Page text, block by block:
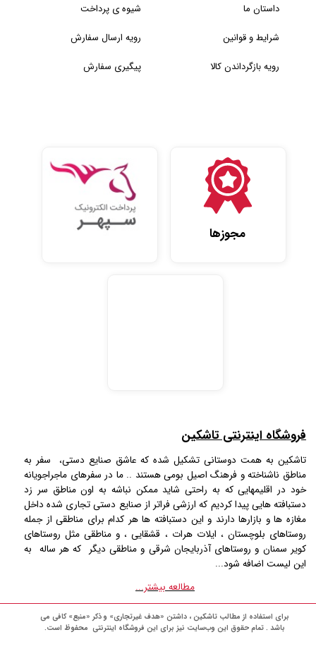
داستان ما
شرایط و قوانین
رویه بازگرداندن کالا
مجوزها
شیوه ی پرداخت
رویه ارسال سفارش
پیگیری سفارش
فروشگاه اینترنتی تاشکین
تاشکین به همت دوستانی تشکیل شده که عاشق صنایع دستی، سفر به
مناطق ناشناخته و فرهنگ اصیل بومی هستند .. ما در سفرهای ماجراجویانه
خود در اقلیمهایی که به راحتی شاید ممکن نباشه به اون مناطق سر زد
دستبافته هایی پیدا کردیم که ارزشی فراتر از صنایع دستی تجاری شده داخل
مغازه ها و بازارها دارند و این دستبافته ها هر کدام برای مناطقی از جمله
روستاهای بلوچستان ، ایلات هرات ، قشقایی ، و مناطقی مثل روستاهای
کویر سمنان و روستاهای آذربایجان شرقی و مناطقی دیگر که هر ساله به
این لیست اضافه شود...
برای استفاده از مطالب تاشکین ، داشتن «هدف غیرتجاری» و ذکر «منبع» کافی می
باشد . تمام حقوق اين وب‌سايت نیز برای این فروشگاه اینترنتی محفوظ است.
مطالعه بیشتر...